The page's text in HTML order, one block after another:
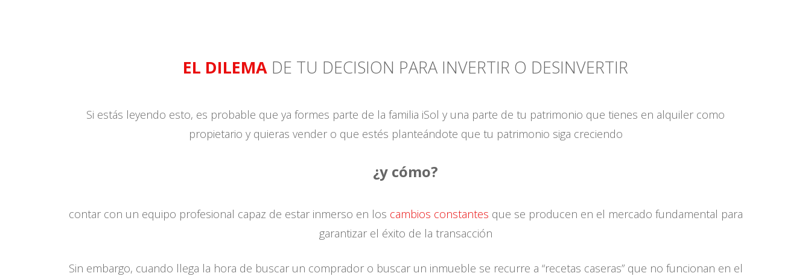
EL DILEMA DE TU DECISION PARA INVERTIR O DESINVERTIR
Si estás leyendo esto, es probable que ya formes parte de la familia iSol y una parte de tu patrimonio que tienes en alquiler como
propietario y quieras vender o que estés planteándote que tu patrimonio siga creciendo
¿y cómo?
contar con un equipo profesional capaz de estar inmerso en los cambios constantes que se producen en el mercado fundamental para
garantizar el éxito de la transacción
Sin embargo, cuando llega la hora de buscar un comprador o buscar un inmueble se recurre a “recetas caseras” que no funcionan en el